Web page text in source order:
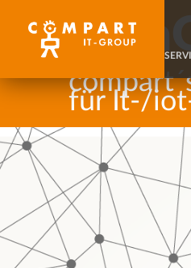
für It-/